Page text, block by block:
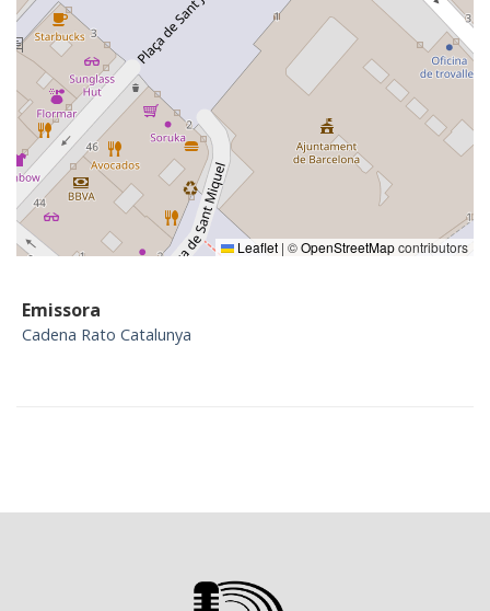
Leaflet | ©OpenStreetMapcontributors
Emissora
Cadena Rato Catalunya